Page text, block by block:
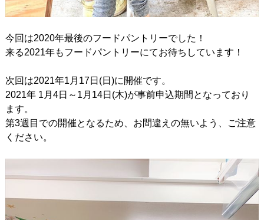
今回は2020年最後のフードパントリーでした！
来る2021年もフードパントリーにてお待ちしています！
次回は2021年1月17日(日)に開催です。
2021年 1月4日～1月14日(木)が事前申込期間となっており
ます。
第3週目での開催となるため、お間違えの無いよう、ご注意
ください。